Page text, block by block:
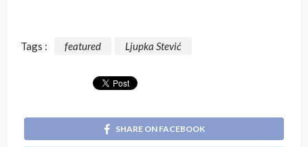
Tags : featured Ljupka Stević
SHARE ON FACEBOOK